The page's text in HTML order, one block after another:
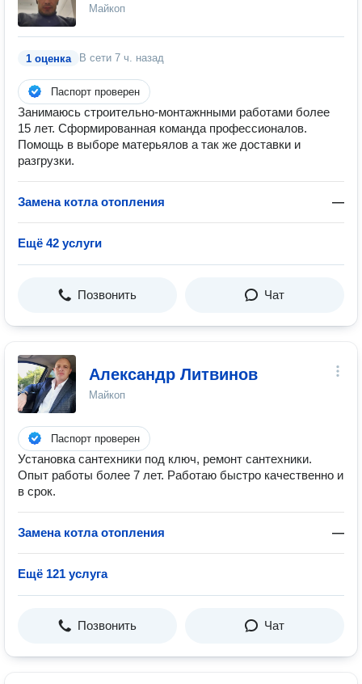
Майкоп
1 оценка В сети 7 ч. назад
Паспорт проверен
Занимаюсь строительно-монтажнными работами более
15 лет. Сформированная команда профессионалов.
Помощь в выборе матерьялов а так же доставки и
разгрузки.
Замена котла отопления —
Ещё 42 услуги
Позвонить Чат
Александр Литвинов
Майкоп
Паспорт проверен
Установка сантехники под ключ, ремонт сантехники.
Опыт работы более 7 лет. Работаю быстро качественно и
в срок.
Замена котла отопления —
Ещё 121 услуга
Позвонить Чат